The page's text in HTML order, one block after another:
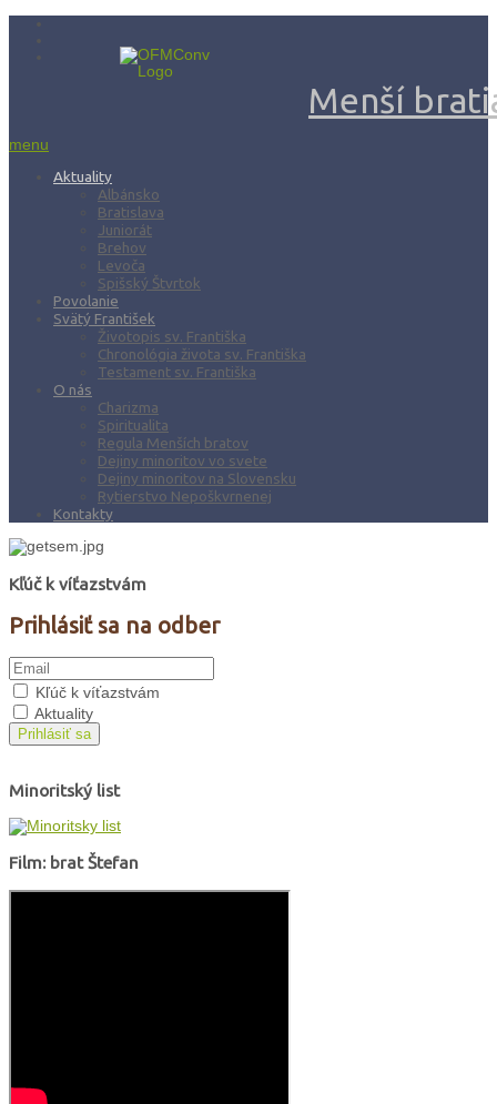
Menší
menu
Aktuality
Albánsko
Bratislava
Juniorát
Brehov
Levoča
Spišský Štvrtok
Povolanie
Svätý František
Životopis sv. Františka
Chronológia života sv. Františka
Testament sv. Františka
O nás
Charizma
Spiritualita
Regula Menších bratov
Dejiny minoritov vo svete
Dejiny minoritov na Slovensku
Rytierstvo Nepoškvrnenej
Kontakty
Kľúč k víťazstvám
Prihlásiť sa na odber
Kľúč k víťazstvám
Aktuality
Prihlásiť sa
Minoritský list
Film: brat Štefan